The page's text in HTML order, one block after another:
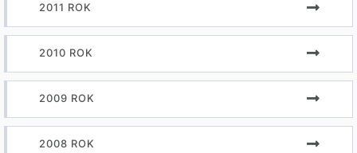
2011 ROK
2010 ROK
2009 ROK
2008 ROK